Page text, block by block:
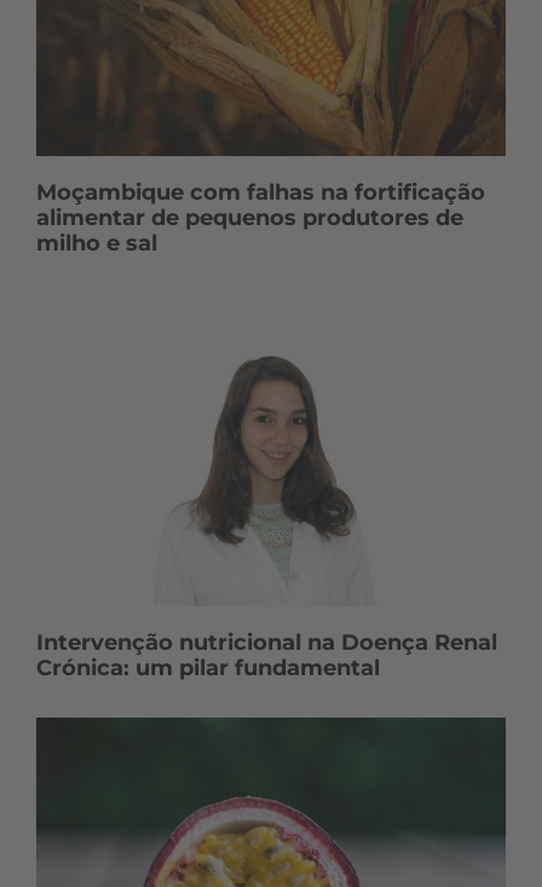
Moçambique com falhas na fortificação
alimentar de pequenos produtores de
milho e sal
Intervenção nutricional na Doença Renal
Crónica: um pilar fundamental